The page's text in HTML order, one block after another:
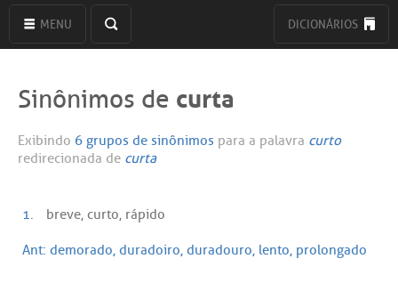
MENU DICIONÁRIOS
Sinônimos de curta
Exibindo 6 grupos de sinônimos para a palavra curto
redirecionada de curta
1.
breve, curto, rápido
Ant: demorado, duradoiro, duradouro, lento, prolongado